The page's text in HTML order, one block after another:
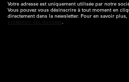
Votre adresse est uniquement utilisée par notre
Vous pouvez vous désinscrire à tout moment en
directement dans la newsletter. Pour en savoir plus,
protection des données .